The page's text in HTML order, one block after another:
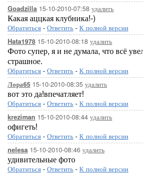
Goadzilla 15-10-2010-07:58 удалить
Какая аццкая клубника!-)
Обратиться - Ответить - К полной версии
Hata1978 15-10-2010-08:18 удалить
Фото супер, я и не думала, что всё
страшное.
Обратиться - Ответить - К полной версии
Лора65 15-10-2010-08:35 удалить
вот это да!впечатляет!
Обратиться - Ответить - К полной версии
kreziman 15-10-2010-08:44 удалить
офигеть!
Обратиться - Ответить - К полной версии
nelesa 15-10-2010-08:46 удалить
удивительные фото
Обратиться - Ответить - К полной версии